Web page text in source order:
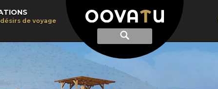
Afficher
recherche
Recherche
de voyage